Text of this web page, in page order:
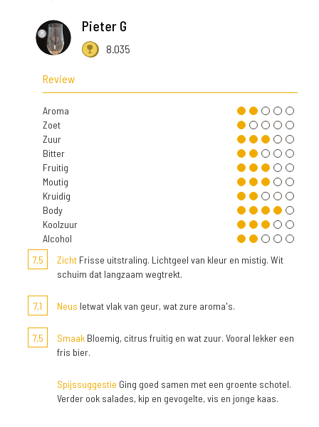
Pieter G
8.035
Review
Aroma
Zoet
Zuur
Bitter
Fruitig
Moutig
Kruidig
Body
Koolzuur
Alcohol
7,5
Zicht Frisse uitstraling. Lichtgeel van kleur en mistig. Wit
schuim dat langzaam wegtrekt.
7,1 Neus Ietwat vlak van geur, wat zure aroma's.
7,5 Smaak Bloemig, citrus fruitig en wat zuur. Vooral lekker een
fris bier.
Spijssuggestie Ging goed samen met een groente schotel.
Verder ook salades, kip en gevogelte, vis en jonge kaas.